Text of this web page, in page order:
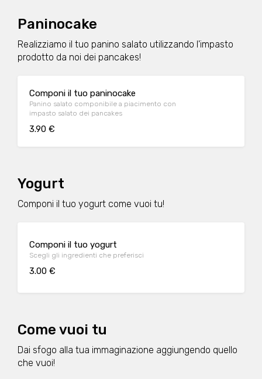
Paninocake
Realizziamo il tuo panino salato utilizzando l'impasto
prodotto da noi dei pancakes!
Componi il tuo paninocake
Panino salato componibile a piacimento con
impasto salato dei pancakes
3.90 €
Yogurt
Componi il tuo yogurt come vuoi tu!
Componi il tuo yogurt
Scegli gli ingredienti che preferisci
3.00 €
Come vuoi tu
Dai sfogo alla tua immaginazione aggiungendo quello
che vuoi!